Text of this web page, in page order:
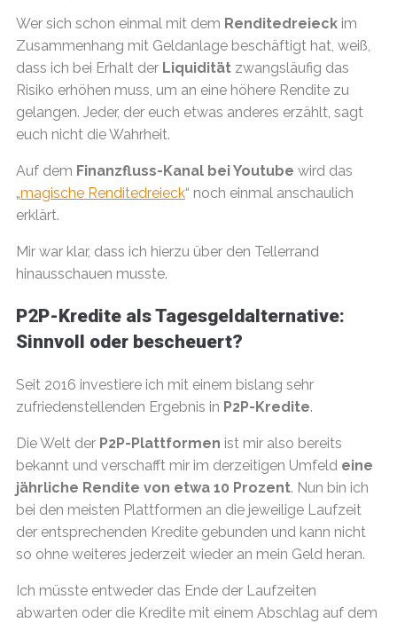
Wer sich schon einmal mit dem Renditedreieck im
Zusammenhang mit Geldanlage beschäftigt hat, weiß,
dass ich bei Erhalt der Liquidität zwangsläufig das
Risiko erhöhen muss, um an eine höhere Rendite zu
gelangen. Jeder, der euch etwas anderes erzählt, sagt
euch nicht die Wahrheit.
Auf dem Finanzfluss-Kanal bei Youtube wird das
„magische Renditedreieck“ noch einmal anschaulich
erklärt.
Mir war klar, dass ich hierzu über den Tellerrand
hinausschauen musste.
P2P-Kredite als Tagesgeldalternative:
Sinnvoll oder bescheuert?
Seit 2016 investiere ich mit einem bislang sehr
zufriedenstellenden Ergebnis in P2P-Kredite.
Die Welt der P2P-Plattformen ist mir also bereits
bekannt und verschafft mir im derzeitigen Umfeld eine
jährliche Rendite von etwa 10 Prozent. Nun bin ich
bei den meisten Plattformen an die jeweilige Laufzeit
der entsprechenden Kredite gebunden und kann nicht
so ohne weiteres jederzeit wieder an mein Geld heran.
Ich müsste entweder das Ende der Laufzeiten
abwarten oder die Kredite mit einem Abschlag auf dem